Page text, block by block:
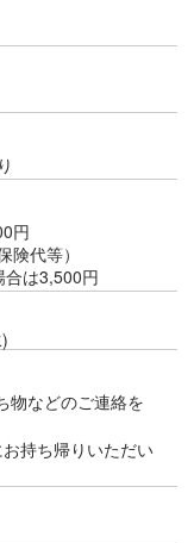
円
険代等）
合は3,500円
物などのご連絡を
持ち帰りいただい